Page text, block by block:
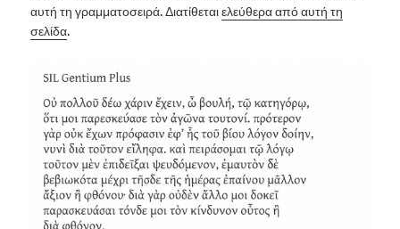
αυτή τη γραμματοσειρά. Διατίθεταιελεύθερα από αυτή τη
σελίδα.